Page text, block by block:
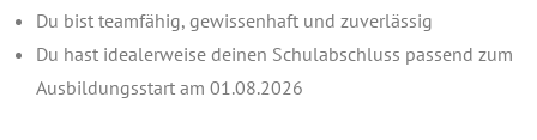
Du bist teamfähig, gewissenhaft und zuverlässig
Du hast idealerweise deinen Schulabschluss passend zum
Ausbildungsstart am 01.08.2026